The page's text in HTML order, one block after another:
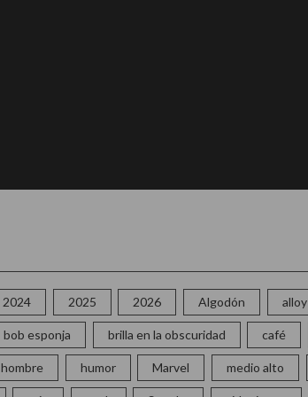
2024 2025 2026 Algodón alloy
bob esponja brilla en la obscuridad café
hombre humor Marvel medio alto